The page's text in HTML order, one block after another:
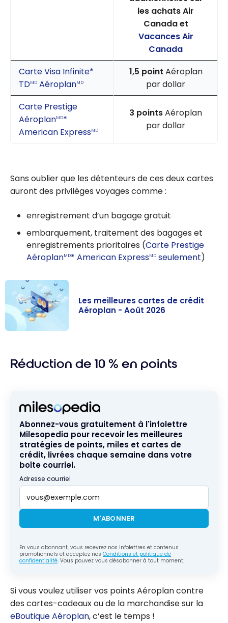
les achats Air
Canada et
Vacances Air
Canada
Carte Visa Infinite*
TDMD AéroplanMD
1,5 point Aéroplan
par dollar
Carte Prestige
AéroplanMD*
American ExpressMD
3 pointsAéroplan
par dollar
Sans oublier que les détenteurs de ces deux cartes
auront des privilèges voyages comme :
enregistrement d’un bagage gratuit
embarquement, traitement des bagages et
enregistrements prioritaires (Carte Prestige
AéroplanMD* American ExpressMD seulement)
crédit Aéroplan
Les meilleures cartes de crédit
Aéroplan - Août 2026
Réduction de 10 % en points
Abonnez-vous gratuitement à l'infolettre
Milesopedia pour recevoir les meilleures
stratégies de points, miles et cartes de
crédit, livrées chaque semaine dans votre
boîte courriel.
Adresse courriel
M'ABONNER
En vous abonnant, vous recevrez nos infolettres et contenus
promotionnels et acceptez nos Conditions et politique de
confidentialité. Vous pouvez vous désabonner à tout moment.
Si vous voulez utiliser vos points Aéroplan contre
des cartes-cadeaux ou de la marchandise sur la
eBoutique Aéroplan, c’est le temps !